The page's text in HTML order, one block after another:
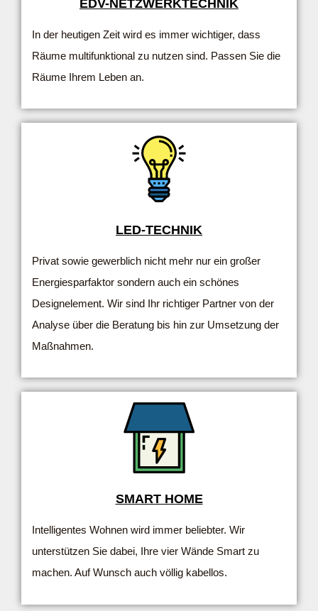
EDV-NETZWERKTECHNIK
In der heutigen Zeit wird es immer wichtiger, dass
Räume multifunktional zu nutzen sind. Passen Sie die
Räume Ihrem Leben an.
LED-TECHNIK
Privat sowie gewerblich nicht mehr nur ein großer
Energiesparfaktor sondern auch ein schönes
Designelement. Wir sind Ihr richtiger Partner von der
Analyse über die Beratung bis hin zur Umsetzung der
Maßnahmen.
SMART HOME
Intelligentes Wohnen wird immer beliebter. Wir
unterstützen Sie dabei, Ihre vier Wände Smart zu
machen. Auf Wunsch auch völlig kabellos.